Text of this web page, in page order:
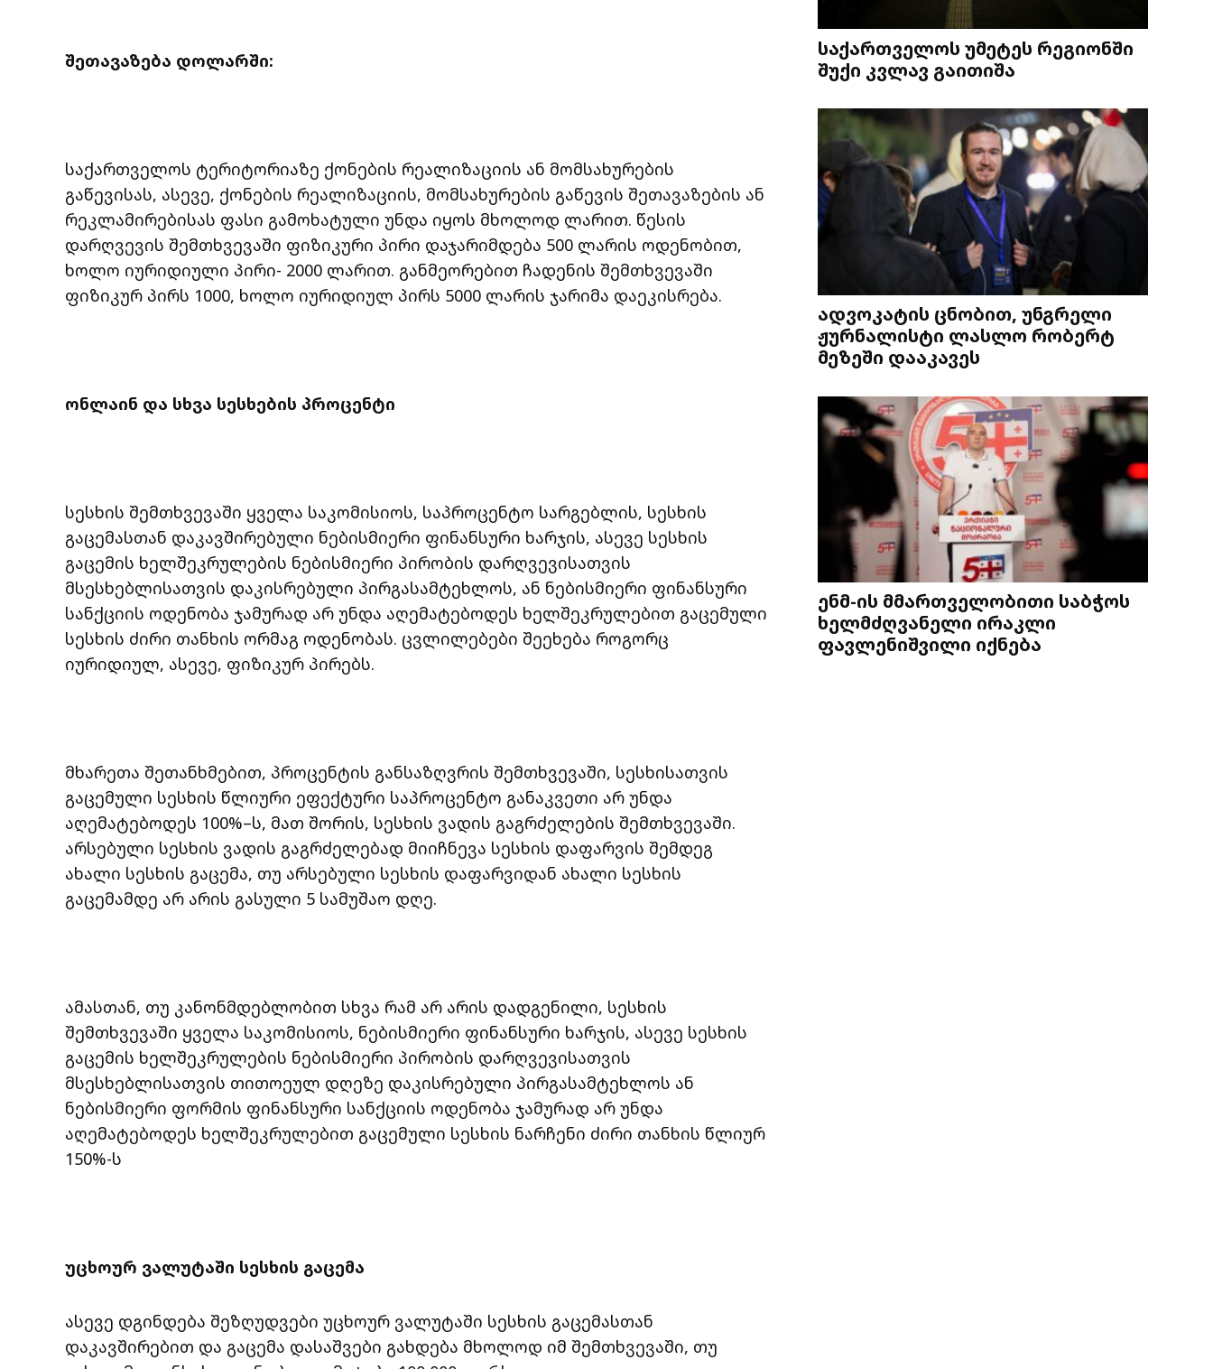
შეთავაზება დოლარში:
საქართველოს ტერიტორიაზე ქონების რეალიზაციის ან მომსახურების
გაწევისას, ასევე, ქონების რეალიზაციის, მომსახურების გაწევის შეთავაზების ან
რეკლამირებისას ფასი გამოხატული უნდა იყოს მხოლოდ ლარით. წესის
დარღვევის შემთხვევაში ფიზიკური პირი დაჯარიმდება 500 ლარის ოდენობით,
ხოლო იურიდიული პირი- 2000 ლარით. განმეორებით ჩადენის შემთხვევაში
ფიზიკურ პირს 1000, ხოლო იურიდიულ პირს 5000 ლარის ჯარიმა დაეკისრება.
ონლაინ და სხვა სესხების პროცენტი
სესხის შემთხვევაში ყველა საკომისიოს, საპროცენტო სარგებლის, სესხის
გაცემასთან დაკავშირებული ნებისმიერი ფინანსური ხარჯის, ასევე სესხის
გაცემის ხელშეკრულების ნებისმიერი პირობის დარღვევისათვის
მსესხებლისათვის დაკისრებული პირგასამტეხლოს, ან ნებისმიერი ფინანსური
სანქციის ოდენობა ჯამურად არ უნდა აღემატებოდეს ხელშეკრულებით გაცემული
სესხის ძირი თანხის ორმაგ ოდენობას. ცვლილებები შეეხება როგორც
იურიდიულ, ასევე, ფიზიკურ პირებს.
მხარეთა შეთანხმებით, პროცენტის განსაზღვრის შემთხვევაში, სესხისათვის
გაცემული სესხის წლიური ეფექტური საპროცენტო განაკვეთი არ უნდა
აღემატებოდეს 100%–ს, მათ შორის, სესხის ვადის გაგრძელების შემთხვევაში.
არსებული სესხის ვადის გაგრძელებად მიიჩნევა სესხის დაფარვის შემდეგ
ახალი სესხის გაცემა, თუ არსებული სესხის დაფარვიდან ახალი სესხის
გაცემამდე არ არის გასული 5 სამუშაო დღე.
ამასთან, თუ კანონმდებლობით სხვა რამ არ არის დადგენილი, სესხის
შემთხვევაში ყველა საკომისიოს, ნებისმიერი ფინანსური ხარჯის, ასევე სესხის
გაცემის ხელშეკრულების ნებისმიერი პირობის დარღვევისათვის
მსესხებლისათვის თითოეულ დღეზე დაკისრებული პირგასამტეხლოს ან
ნებისმიერი ფორმის ფინანსური სანქციის ოდენობა ჯამურად არ უნდა
აღემატებოდეს ხელშეკრულებით გაცემული სესხის ნარჩენი ძირი თანხის წლიურ
150%-ს
უცხოურ ვალუტაში სესხის გაცემა
ასევე დგინდება შეზღუდვები უცხოურ ვალუტაში სესხის გაცემასთან
დაკავშირებით და გაცემა დასაშვები გახდება მხოლოდ იმ შემთხვევაში, თუ
საქართველოს უმეტეს რეგიონში
შუქი კვლავ გაითიშა
ადვოკატის ცნობით, უნგრელი
ჟურნალისტი ლასლო რობერტ
მეზეში დააკავეს
ენმ-ის მმართველობითი საბჭოს
ხელმძღვანელი ირაკლი
ფავლენიშვილი იქნება